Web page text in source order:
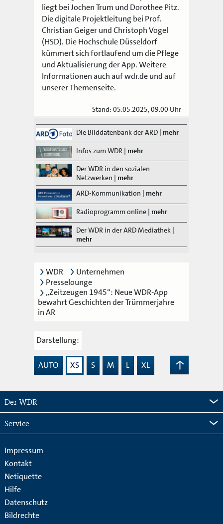
liegt bei Jochen Trum und Dorothee Pitz.
Die digitale Projektleitung bei Prof.
Christian Geiger und Christoph Vogel
(HSD). Die Hochschule Düsseldorf
kümmert sich fortlaufend um die Pflege
und Aktualisierung der App.Weitere
Informationen auch auf wdr.de und auf
unserer Themenseite.
Stand: 05.05.2025, 09.00 Uhr
Die Bilddatenbank der ARD | mehr
Infos zum WDR | mehr
Der WDR in den sozialen
Netzwerken | mehr
ARD-Kommunikation | mehr
Radioprogramm online | mehr
Der WDR in der ARD Mediathek |
mehr
WDR
Unternehmen
Presselounge
„Zeitzeugen 1945“: Neue WDR-App
bewahrt Geschichten der Trümmerjahre
in AR
Darstellung:
AUTO XS S M L
XL
Zum
Der WDR
Service
Impressum
Kontakt
Netiquette
Hilfe
Datenschutz
Bildrechte